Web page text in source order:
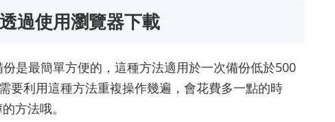
過使用瀏覽器下載
是最簡單方便的，這種方法適用於一次備份低於500
要利用這種方法重複操作幾遍，會花費多一點的時
方法哦。